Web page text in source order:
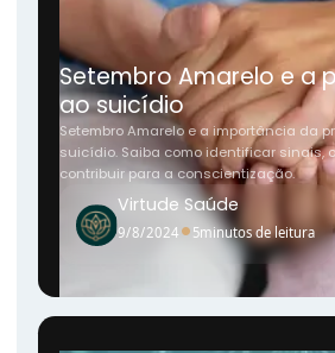
Setembro Amarelo e a
ao suicídio
Setembro Amarelo e a importância da
suicídio. Saiba como identificar sinais,
contribuir para a conscientização.
Virtude Saúde
9/8/2024 • 5minutos de leitura